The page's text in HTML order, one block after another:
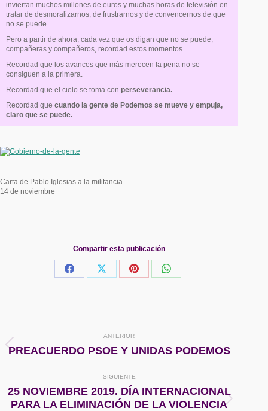
inviertan muchos millones de euros y muchas horas de televisión en
tratar de desmoralizarnos, de frustrarnos y de convencernos de que
no se puede.
Pero a partir de ahora, cada vez que os digan que no se puede,
compañeras y compañeros, recordad estos momentos.
Recordad que los avances que más merecen la pena no se
consiguen a la primera.
Recordad que el cielo se toma con perseverancia.
Recordad que cuando la gente de Podemos se mueve y empuja,
claro que se puede.
Carta de Pablo Iglesias a la militancia
14 de noviembre
Compartir esta publicación
Share
Share
Share
Share
entre
publicaciones
ANTERIOR
Publicación
PREACUERDO PSOE Y UNIDAS PODEMOS
SIGUIENTE
Publicación
25 NOVIEMBRE 2019. DÍA INTERNACIONAL
PARA LA ELIMINACIÓN DE LA VIOLENCIA